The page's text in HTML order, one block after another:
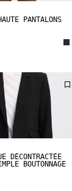
PANTALONS
DÉCONTRACTÉE
BOUTONNAGE